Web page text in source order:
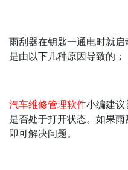
雨刮器在钥匙一通电时就
是由以下几种原因导致的：
汽车维修管理软件小编建议
是否处于打开状态。如果
即可解决问题。